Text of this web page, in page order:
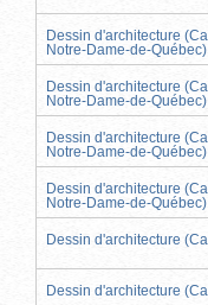
Dessin d'architecture
Notre-Dame-de-Québec)
Dessin d'architecture
Notre-Dame-de-Québec)
Dessin d'architecture
Notre-Dame-de-Québec)
Dessin d'architecture
Notre-Dame-de-Québec)
Dessin d'architecture
Dessin d'architecture